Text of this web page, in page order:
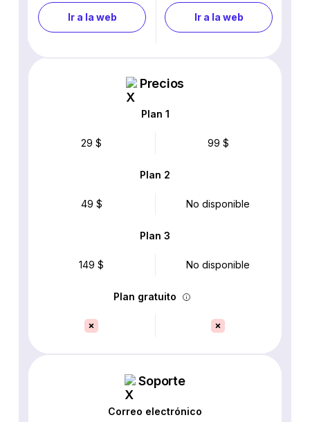
Ir a la web Ir a la web
Precios
Plan 1
29 $ 99 $
Plan 2
49 $ No disponible
Plan 3
149 $ No disponible
Plan gratuito
Soporte
Correo electrónico